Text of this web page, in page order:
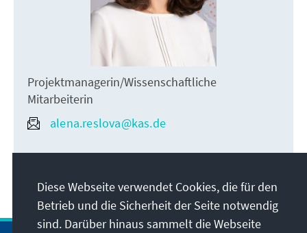
Projektmanagerin/Wissenschaftliche
Mitarbeiterin
alena.reslova@kas.de
Diese Webseite verwendet Cookies, die für den
Betrieb und die Sicherheit der Seite notwendig
sind. Darüber hinaus sammelt die Webseite